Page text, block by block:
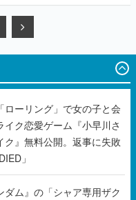
ローリング」で女の子と会
イク恋愛ゲーム『小早川さ
ク』無料公開。返事に失敗
」
ダム』の「シャア専用ザク